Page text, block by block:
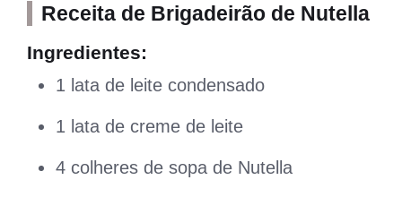
Receita de Brigadeirão de Nutella
Ingredientes:
1 lata de leite condensado
1 lata de creme de leite
4 colheres de sopa de Nutella